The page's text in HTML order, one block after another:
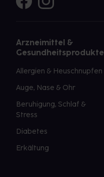
Arzneimittel &
Gesundheitsprodukte
Allergien & Heuschnupfen
Auge, Nase & Ohr
Beruhigung, Schlaf &
Stress
Diabetes
Erkältung